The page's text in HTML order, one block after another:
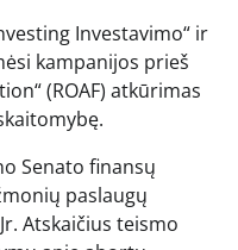
Investavimo“ ir
kampanijos prieš
(ROAF) atkūrimas
Senato finansų
paslaugų
Atskaičius teismo